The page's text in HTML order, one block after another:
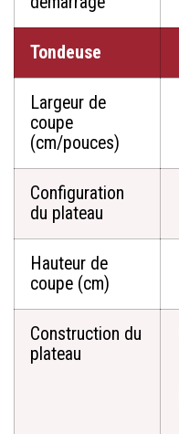
Tondeuse
Largeur de
coupe
(cm/pouces)
Configuration
du plateau
Hauteur de
coupe (cm)
Construction du
plateau